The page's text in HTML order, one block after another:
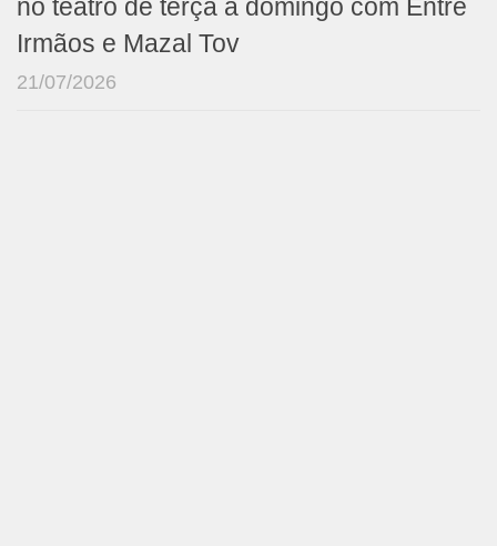
no teatro de terça a domingo com Entre
Irmãos e Mazal Tov
21/07/2026